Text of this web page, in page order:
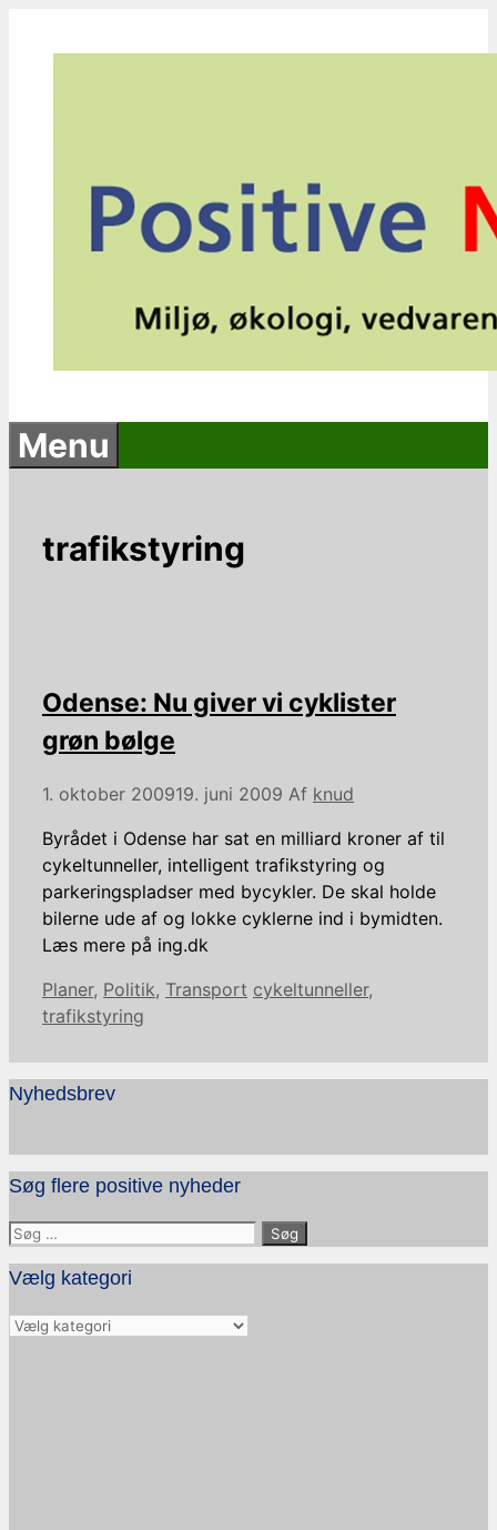
Menu
trafikstyring
Odense: Nu giver vi cyklister
grøn bølge
1. oktober 200919. juni 2009 Af knud
Byrådet i Odense har sat en milliard kroner af til
cykeltunneller, intelligent trafikstyring og
parkeringspladser med bycykler. De skal holde
bilerne ude af og lokke cyklerne ind i bymidten.
Læs mere på ing.dk
Kategorier
Planer, Politik, Transport Tags
cykeltunneller,
trafikstyring
Nyhedsbrev
Søg flere positive nyheder
Søg
efter:
Vælg kategori
Vælg